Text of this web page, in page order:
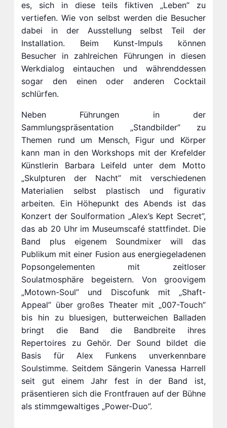
es, sich in diese teils fiktiven „Leben” zu
vertiefen. Wie von selbst werden die Besucher
dabei in der Ausstellung selbst Teil der
Installation. Beim Kunst-Impuls können
Besucher in zahlreichen Führungen in diesen
Werkdialog eintauchen und währenddessen
sogar den einen oder anderen Cocktail
schlürfen.
Neben Führungen in der
Sammlungspräsentation „Standbilder” zu
Themen rund um Mensch, Figur und Körper
kann man in den Workshops mit der Krefelder
Künstlerin Barbara Leifeld unter dem Motto
„Skulpturen der Nacht” mit verschiedenen
Materialien selbst plastisch und figurativ
arbeiten. Ein Höhepunkt des Abends ist das
Konzert der Soulformation „Alex’s Kept Secret”,
das ab 20 Uhr im Museumscafé stattfindet. Die
Band plus eigenem Soundmixer will das
Publikum mit einer Fusion aus energiegeladenen
Popsongelementen mit zeitloser
Soulatmosphäre begeistern. Von groovigem
„Motown-Soul” und Discofunk mit „Shaft-
Appeal” über großes Theater mit „007-Touch”
bis hin zu bluesigen, butterweichen Balladen
bringt die Band die Bandbreite ihres
Repertoires zu Gehör. Der Sound bildet die
Basis für Alex Funkens unverkennbare
Soulstimme. Seitdem Sängerin Vanessa Harrell
seit gut einem Jahr fest in der Band ist,
präsentieren sich die Frontfrauen auf der Bühne
als stimmgewaltiges „Power-Duo”.